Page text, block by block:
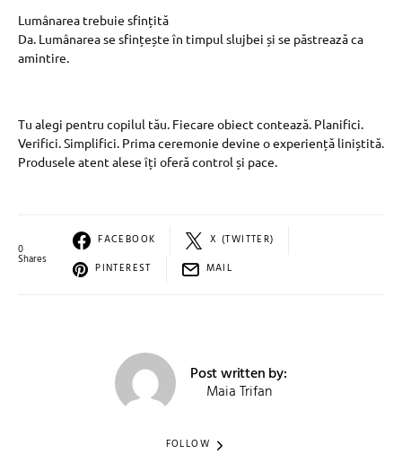
Lumânarea trebuie sfințită
Da. Lumânarea se sfințește în timpul slujbei și se păstrează ca
amintire.
Tu alegi pentru copilul tău. Fiecare obiect contează. Planifici.
Verifici. Simplifici. Prima ceremonie devine o experiență liniștită.
Produsele atent alese îți oferă control și pace.
0
Shares
FACEBOOK
X (TWITTER)
PINTEREST
MAIL
Post written by:
Maia Trifan
FOLLOW